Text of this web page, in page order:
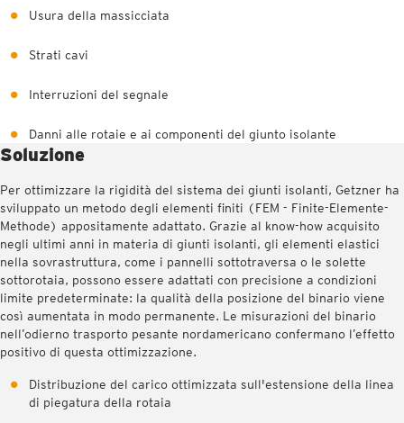
Usura della massicciata
Strati cavi
Interruzioni del segnale
Danni alle rotaie e ai componenti del giunto isolante
Soluzione
Per ottimizzare la rigidità del sistema dei giunti isolanti, Getzner ha
sviluppato un metodo degli elementi finiti (FEM - Finite-Elemente-
Methode) appositamente adattato. Grazie al know-how acquisito
negli ultimi anni in materia di giunti isolanti, gli elementi elastici
nella sovrastruttura, come i pannelli sottotraversa o le solette
sottorotaia, possono essere adattati con precisione a condizioni
limite predeterminate: la qualità della posizione del binario viene
così aumentata in modo permanente. Le misurazioni del binario
nell’odierno trasporto pesante nordamericano confermano l’effetto
positivo di questa ottimizzazione.
Distribuzione del carico ottimizzata sull'estensione della linea
di piegatura della rotaia